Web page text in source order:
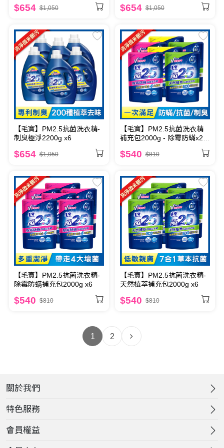
$654 $1,050 $654 $1,050
【毛寶】PM2.5抗菌洗衣精-
制臭極淨2200g x6
$654 $1,050
【毛寶】PM2.5抗菌洗衣精
補充包2000g - 除霉防蟎x2
$540 $810
【毛寶】PM2.5抗菌洗衣精-
除霉防螨補充包2000g x6
$540 $810
【毛寶】PM2.5抗菌洗衣精-
天然植萃補充包2000g x6
$540 $810
1 2
關於我們
特色服務
會員權益